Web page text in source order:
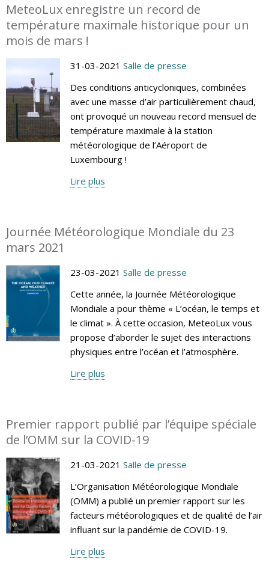
MeteoLux enregistre un record de
température maximale historique pour un
mois de mars !
31-03-2021 Salle de presse
Des conditions anticycloniques, combinées
avec une masse d’air particulièrement chaud,
ont provoqué un nouveau record mensuel de
température maximale à la station
météorologique de l’Aéroport de
Luxembourg !
Lire plus
Journée Météorologique Mondiale du 23
mars 2021
23-03-2021 Salle de presse
Cette année, la Journée Météorologique
Mondiale a pour thème « L’océan, le temps et
le climat ». À cette occasion, MeteoLux vous
propose d’aborder le sujet des interactions
physiques entre l’océan et l’atmosphère.
Lire plus
Premier rapport publié par l’équipe spéciale
de l’OMM sur la COVID-19
21-03-2021 Salle de presse
L’Organisation Météorologique Mondiale
(OMM) a publié un premier rapport sur les
facteurs météorologiques et de qualité de l’air
influant sur la pandémie de COVID-19.
Lire plus